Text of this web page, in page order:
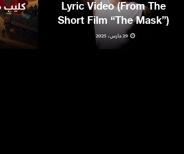
Lyric Video (From The
Short Film “The Mask”)
29 مارس، 2025
كليب